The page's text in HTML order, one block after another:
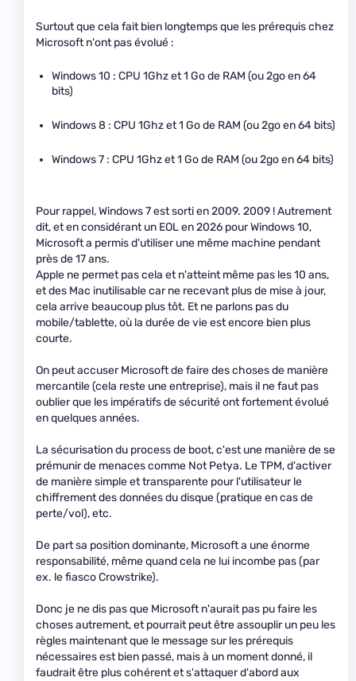
Surtout que cela fait bien longtemps que les prérequis chez
Microsoft n'ont pas évolué :
Windows 10 : CPU 1Ghz et 1 Go de RAM (ou 2go en 64
bits)
Windows 8 : CPU 1Ghz et 1 Go de RAM (ou 2go en 64 bits)
Windows 7 : CPU 1Ghz et 1 Go de RAM (ou 2go en 64 bits)
Pour rappel, Windows 7 est sorti en 2009. 2009 ! Autrement
dit, et en considérant un EOL en 2026 pour Windows 10,
Microsoft a permis d'utiliser une même machine pendant
près de 17 ans.
Apple ne permet pas cela et n'atteint même pas les 10 ans,
et des Mac inutilisable car ne recevant plus de mise à jour,
cela arrive beaucoup plus tôt. Et ne parlons pas du
mobile/tablette, où la durée de vie est encore bien plus
courte.
On peut accuser Microsoft de faire des choses de manière
mercantile (cela reste une entreprise), mais il ne faut pas
oublier que les impératifs de sécurité ont fortement évolué
en quelques années.
La sécurisation du process de boot, c'est une manière de se
prémunir de menaces comme Not Petya. Le TPM, d'activer
de manière simple et transparente pour l'utilisateur le
chiffrement des données du disque (pratique en cas de
perte/vol), etc.
De part sa position dominante, Microsoft a une énorme
responsabilité, même quand cela ne lui incombe pas (par
ex. le fiasco Crowstrike).
Donc je ne dis pas que Microsoft n'aurait pas pu faire les
choses autrement, et pourrait peut être assouplir un peu les
règles maintenant que le message sur les prérequis
nécessaires est bien passé, mais à un moment donné, il
faudrait être plus cohérent et s'attaquer d'abord aux